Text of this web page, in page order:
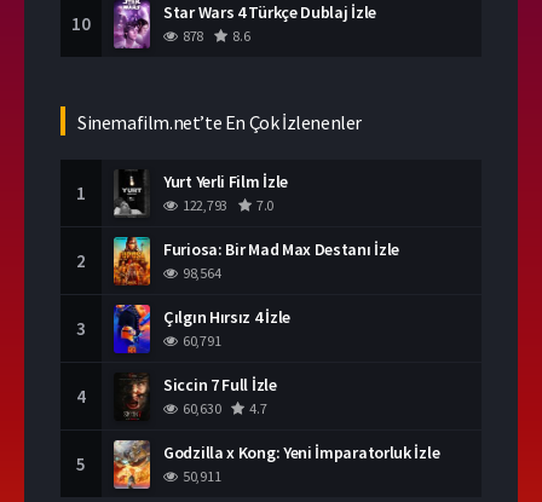
10 Star Wars 4 Türkçe Dublaj İzle
878 8.6
Sinemafilm.net’te En Çok İzlenenler
1 Yurt Yerli Film İzle
122,793 7.0
2 Furiosa: Bir Mad Max Destanı İzle
98,564
3 Çılgın Hırsız 4 İzle
60,791
4 Siccin 7 Full İzle
60,630 4.7
5 Godzilla x Kong: Yeni İmparatorluk İzle
50,911